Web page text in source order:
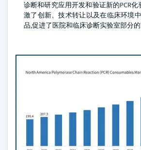
诊断和研究应用开发和验证新的PCR
激了创新、技术转让以及在临床环境
品,促进了医院和临床诊断实验室部分的